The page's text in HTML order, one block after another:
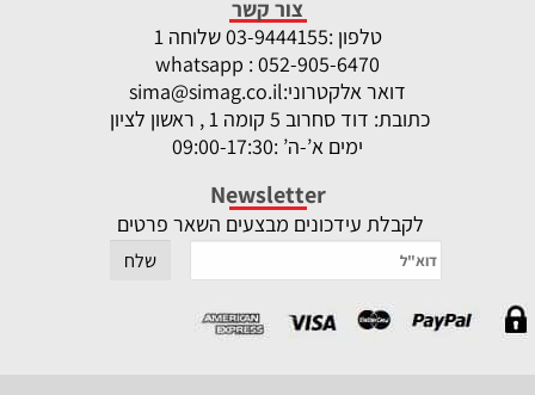
צור קשר
טלפון :
03-9444155 שלוחה 1
whatsapp : 052-905-6470
דואר אלקטרוני:sima@simag.co.il
כתובת: דוד סחרוב 5 קומה 1 , ראשון לציון
ימים א’-ה’ :09:00-17:30
Newsletter
לקבלת עידכונים מבצעים השאר פרטים